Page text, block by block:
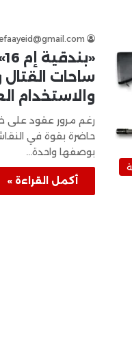
ساحات القتال
والاستخدام
حاضرة بقوة في
بوصفها واحدة…
أكمل القراءة »